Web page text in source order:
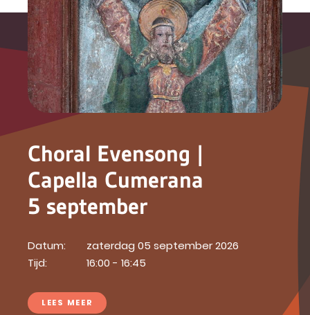
Choral Evensong |
Capella Cumerana
5 september
Datum:
Tijd:
zaterdag 05 september 2026
16:00 - 16:45
LEES MEER